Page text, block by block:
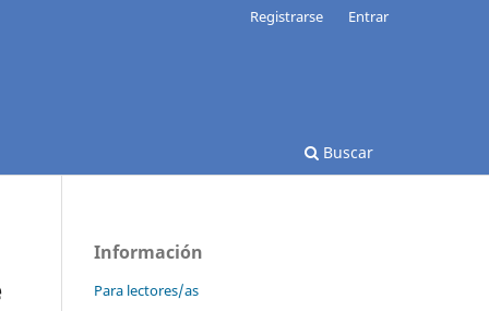
Buscar
Registrarse Entrar
Información
Para lectores/as